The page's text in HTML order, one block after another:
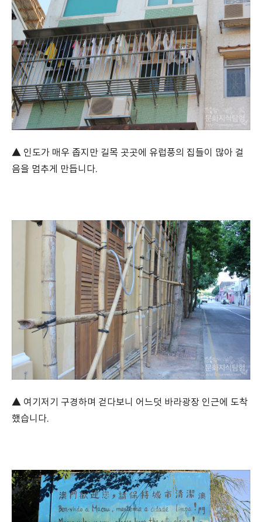
▲ 인도가 매우 좁지만 길목 곳곳에 유럽풍의 집들이 많아 걸
음을 멈추게 만듭니다.
▲ 여기저기 구경하며 걷다보니 어느덧 바라광장 인근에 도착
했습니다.